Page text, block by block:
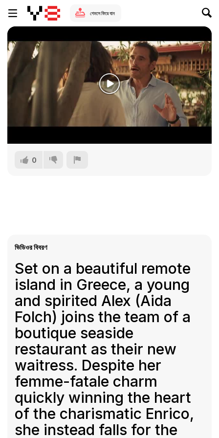
গেমসে ফিরে যান
0
ভিডিওর বিবরণ
Set on a beautiful remote
island in Greece, a young
and spirited Alex (Aida
Folch) joins the team of a
boutique seaside
restaurant as their new
waitress. Despite her
femme-fatale charm
quickly winning the heart
of the charismatic Enrico,
she instead falls for the